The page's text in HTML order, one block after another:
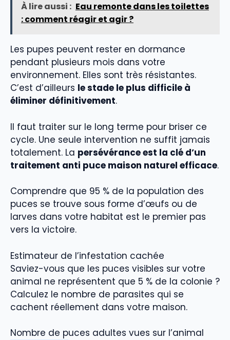
À lire aussi : Eau remonte dans les toilettes
: comment réagir et agir ?
Les pupes peuvent rester en dormance
pendant plusieurs mois dans votre
environnement. Elles sont très résistantes.
C’est d’ailleurs le stade le plus difficile à
éliminer définitivement.
Il faut traiter sur le long terme pour briser ce
cycle. Une seule intervention ne suffit jamais
totalement. La persévérance est la clé d’un
traitement anti puce maison naturel efficace.
Comprendre que 95 % de la population des
puces se trouve sous forme d’œufs ou de
larves dans votre habitat est le premier pas
vers la victoire.
Estimateur de l’infestation cachée
Saviez-vous que les puces visibles sur votre
animal ne représentent que 5 % de la colonie ?
Calculez le nombre de parasites qui se
cachent réellement dans votre maison.
Nombre de puces adultes vues sur l’animal